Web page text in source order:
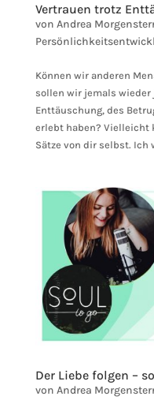
Vertrauen trotz
von Andrea
Können wir anderen
sollen wir jemals wieder
Enttäuschung, des
erlebt haben? Vielleicht
Sätze von dir selbst. Ich
Der Liebe folgen –
von Andrea